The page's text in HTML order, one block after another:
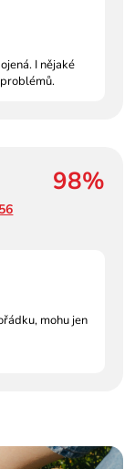
I nějaké
98%
mohu jen